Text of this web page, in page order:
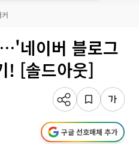
네이버 블로그
! [솔드아웃]
구글 선호매체 추가